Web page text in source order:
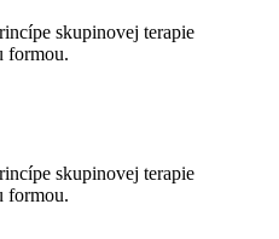
skupinovej terapie
formou.
skupinovej terapie
formou.